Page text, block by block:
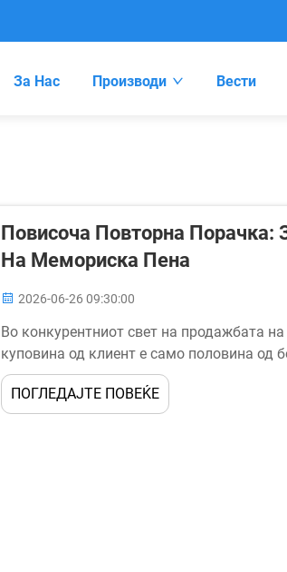
За Нас Производи Вести
Повисоча Повторна Порачка:
На Мемориска Пена
2026-06-26 09:30:00
Во конкурентниот свет на продажбата
куповина од клиент е само половина од
можност — лежи во претворањето на овој
клиент. За B2B продавачи...
ПОГЛЕДАЈТЕ ПОВЕЌЕ